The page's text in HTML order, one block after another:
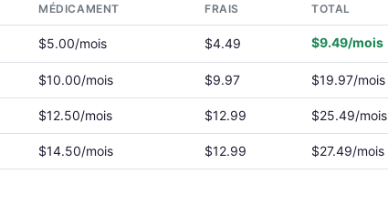
MÉDICAMENT FRAIS TOTAL
$5.00/mois $4.49 $9.49/mois
$10.00/mois $9.97 $19.97/mois
$12.50/mois $12.99 $25.49/mois
$14.50/mois $12.99 $27.49/mois